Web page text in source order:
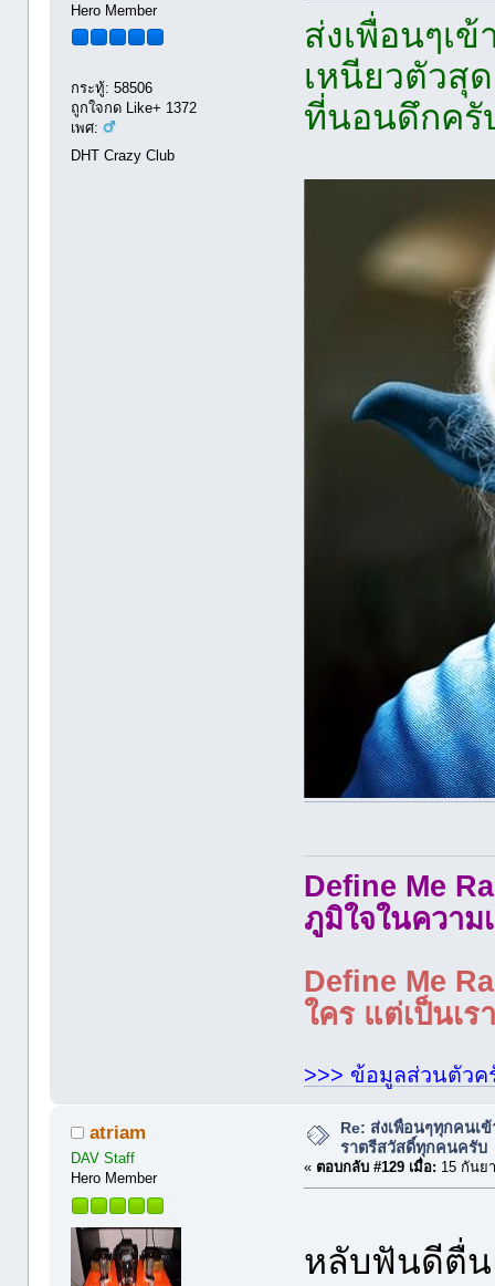
Hero Member
กระทู้: 58506
ถูกใจกด Like+ 1372
เพศ:
DHT Crazy Club
ส่งเพื่อนๆเ
เหนียวตัวสุ
ที่นอนดึกครั
Define Me
ภูมิใจในความ
Define Me
ใคร แต่เป็นเ
>>> ข้อมูลส่วนตัวค
atriam
DAV Staff
Hero Member
Re: ส่งเพื่อนๆทุกคนเ
ราตรีสวัสดิ์ทุกคนครับ
« ตอบกลับ #129 เมื่อ: 15 กันย
หลับฟันดีตื่